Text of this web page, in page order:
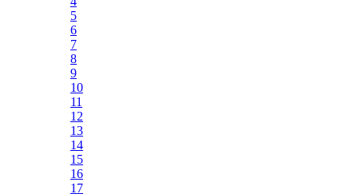
5
6
7
8
9
10
11
12
13
14
15
16
17